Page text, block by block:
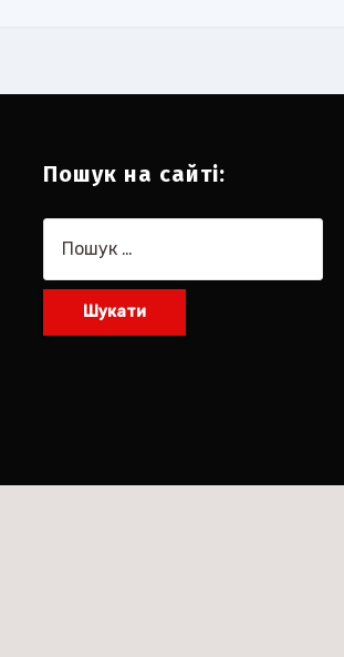
Пошук на сайті: